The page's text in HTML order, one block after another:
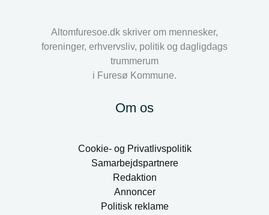
Altomfuresoe.dk skriver om mennesker,
foreninger, erhvervsliv, politik og dagligdags
trummerum
i Furesø Kommune.
Om os
Cookie- og Privatlivspolitik
Samarbejdspartnere
Redaktion
Annoncer
Politisk reklame